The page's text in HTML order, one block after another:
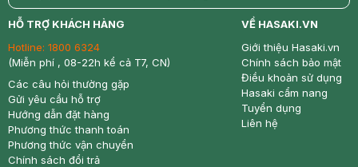
return nowfree price
HỖ TRỢ KHÁCH HÀNG
Hotline: 1800 6324
(Miễn phí , 08-22h kể cả T7, CN)
Các câu hỏi thường gặp
Gửi yêu cầu hỗ trợ
Hướng dẫn đặt hàng
Phương thức thanh toán
Phương thức vận chuyển
Chính sách đổi trả
VỀ HASAKI.VN
Giới thiệu Hasaki.vn
Chính sách bảo mật
Điều khoản sử dụng
Hasaki cẩm nang
Tuyển dụng
Liên hệ